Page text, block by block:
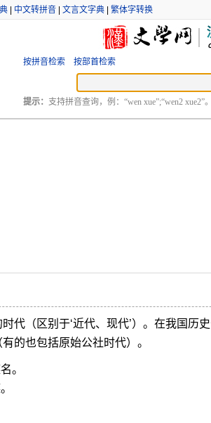
| 中文转拼音| 文言文字典| 繁体字转换
按拼音检索 按部首检索
提示： 支持拼音查询，例：“wen xue”;“wen2
代（区别于‘近代、现代’）。在我国历
的也包括原始公社时代）。
。